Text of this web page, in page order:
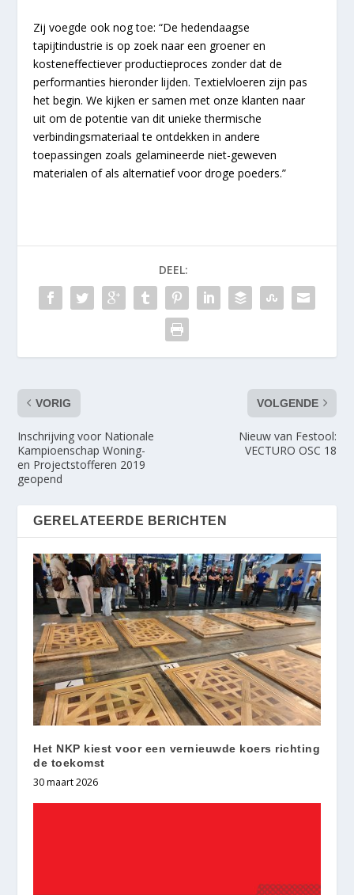
Zij voegde ook nog toe: “De hedendaagse
tapijtindustrie is op zoek naar een groener en
kosteneffectiever productieproces zonder dat de
performanties hieronder lijden. Textielvloeren zijn pas
het begin. We kijken er samen met onze klanten naar
uit om de potentie van dit unieke thermische
verbindingsmateriaal te ontdekken in andere
toepassingen zoals gelamineerde niet-geweven
materialen of als alternatief voor droge poeders.”
DEEL:
VORIG
Inschrijving voor Nationale
Kampioenschap Woning-
en Projectstofferen 2019
geopend
VOLGENDE
Nieuw van Festool:
VECTURO OSC 18
GERELATEERDE BERICHTEN
Het NKP kiest voor een vernieuwde koers richting
de toekomst
30 maart 2026